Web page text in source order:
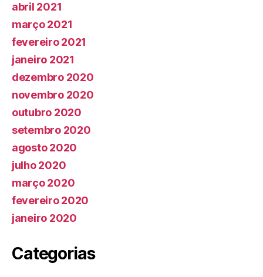
abril 2021
março 2021
fevereiro 2021
janeiro 2021
dezembro 2020
novembro 2020
outubro 2020
setembro 2020
agosto 2020
julho 2020
março 2020
fevereiro 2020
janeiro 2020
Categorias